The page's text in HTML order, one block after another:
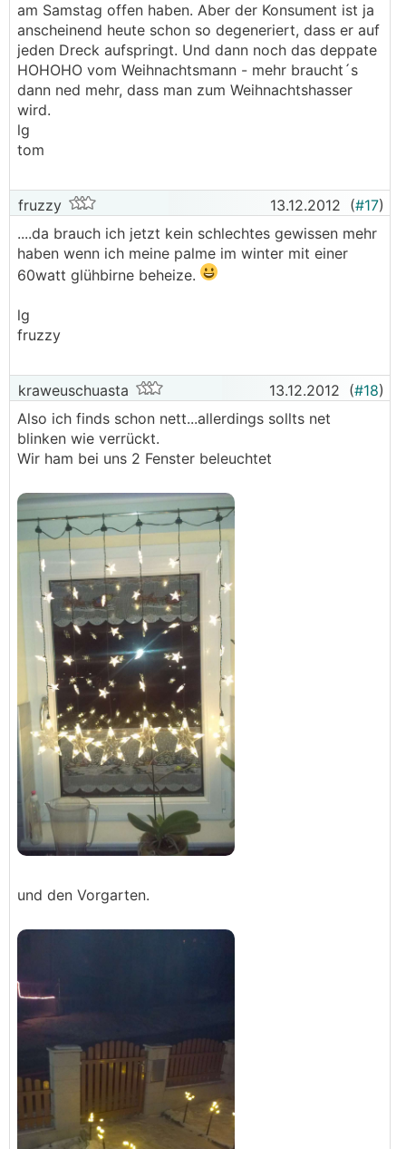
am Samstag offen haben. Aber der Konsument ist ja
anscheinend heute schon so degeneriert, dass er auf
jeden Dreck aufspringt. Und dann noch das deppate
HOHOHO vom Weihnachtsmann - mehr braucht´s
dann ned mehr, dass man zum Weihnachtshasser
wird.
lg
tom
fruzzy 13.12.2012 (#17)
....da brauch ich jetzt kein schlechtes gewissen mehr
haben wenn ich meine palme im winter mit einer
60watt glühbirne beheize.
lg
fruzzy
kraweuschuasta 13.12.2012 (#18)
Also ich finds schon nett...allerdings sollts net
blinken wie verrückt.
Wir ham bei uns 2 Fenster beleuchtet
und den Vorgarten.